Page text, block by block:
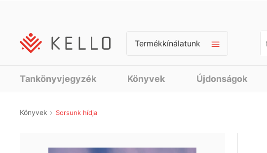
Termékkínálatunk
Tankönyvjegyzék Könyvek Újdonságok
Könyvek Sorsunk hídja